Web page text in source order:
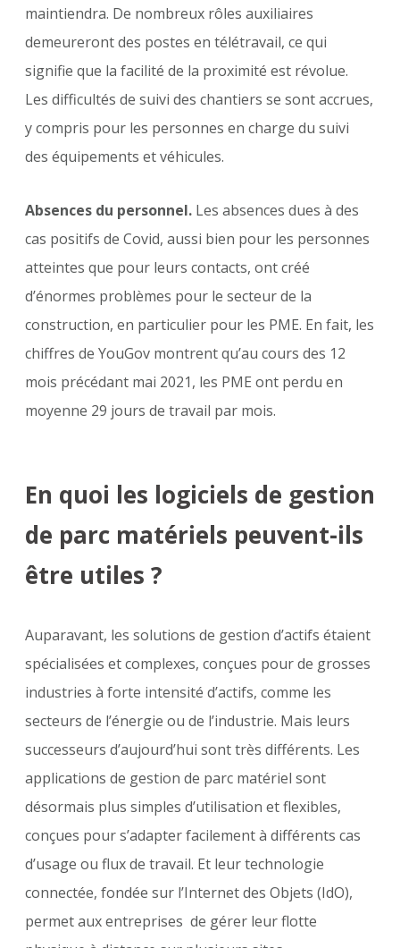
maintiendra. De nombreux rôles auxiliaires
demeureront des postes en télétravail, ce qui
signifie que la facilité de la proximité est révolue.
Les difficultés de suivi des chantiers se sont accrues,
y compris pour les personnes en charge du suivi
des équipements et véhicules.
Absences du personnel. Les absences dues à des
cas positifs de Covid, aussi bien pour les personnes
atteintes que pour leurs contacts, ont créé
d’énormes problèmes pour le secteur de la
construction, en particulier pour les PME. En fait, les
chiffres de YouGov montrent qu’au cours des 12
mois précédant mai 2021, les PME ont perdu en
moyenne 29 jours de travail par mois.
En quoi les logiciels de gestion
de parc matériels peuvent-ils
être utiles ?
Auparavant, les solutions de gestion d’actifs étaient
spécialisées et complexes, conçues pour de grosses
industries à forte intensité d’actifs, comme les
secteurs de l’énergie ou de l’industrie. Mais leurs
successeurs d’aujourd’hui sont très différents. Les
applications de gestion de parc matériel sont
désormais plus simples d’utilisation et flexibles,
conçues pour s’adapter facilement à différents cas
d’usage ou flux de travail. Et leur technologie
connectée, fondée sur l’Internet des Objets (IdO),
permet aux entreprises de gérer leur flotte